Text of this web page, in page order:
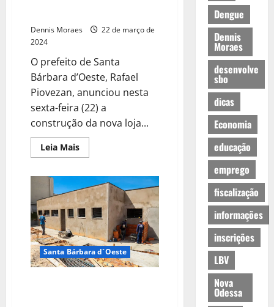
Dennis Moraes
22 de março de
2024
O prefeito de Santa
Bárbara d’Oeste, Rafael
Piovezan, anunciou nesta
sexta-feira (22) a
construção da nova loja...
Leia Mais
Santa Bárbara d´Oeste
Dengue
Dennis
Moraes
desenvolve
sbo
dicas
Economia
educação
emprego
fiscalização
informações
inscrições
LBV
Nova
Odessa